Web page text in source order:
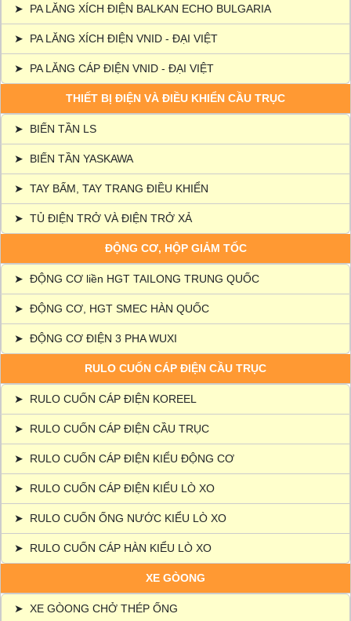
➤ PA LĂNG XÍCH ĐIỆN BALKAN ECHO BULGARIA
➤ PA LĂNG XÍCH ĐIỆN VNID - ĐẠI VIỆT
➤ PA LĂNG CÁP ĐIỆN VNID - ĐẠI VIỆT
THIẾT BỊ ĐIỆN VÀ ĐIỀU KHIỂN CẦU TRỤC
➤ BIẾN TẦN LS
➤ BIẾN TẦN YASKAWA
➤ TAY BẤM, TAY TRANG ĐIỀU KHIỂN
➤ TỦ ĐIỆN TRỞ VÀ ĐIỆN TRỞ XẢ
ĐỘNG CƠ, HỘP GIẢM TỐC
➤ ĐỘNG CƠ liền HGT TAILONG TRUNG QUỐC
➤ ĐỘNG CƠ, HGT SMEC HÀN QUỐC
➤ ĐỘNG CƠ ĐIỆN 3 PHA WUXI
RULO CUỐN CÁP ĐIỆN CẦU TRỤC
➤ RULO CUỐN CÁP ĐIỆN KOREEL
➤ RULO CUỐN CÁP ĐIỆN CẦU TRỤC
➤ RULO CUỐN CÁP ĐIỆN KIỂU ĐỘNG CƠ
➤ RULO CUỐN CÁP ĐIỆN KIỂU LÒ XO
➤ RULO CUỐN ỐNG NƯỚC KIỂU LÒ XO
➤ RULO CUỐN CÁP HÀN KIỂU LÒ XO
XE GÒONG
➤ XE GÒONG CHỞ THÉP ỐNG